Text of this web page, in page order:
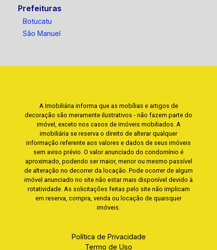
Prefeituras
Botucatu
São Manuel
A Imobiliária informa que as mobílias e artigos de
decoração são meramente ilustrativos - não fazem parte do
imóvel, exceto nos casos de imóveis mobiliados. A
imobiliária se reserva o direito de alterar qualquer
informação referente aos valores e dados de seus imóveis
sem aviso prévio. O valor anunciado do condomínio é
aproximado, podendo ser maior, menor ou mesmo passível
de alteração no decorrer da locação. Pode ocorrer de algum
imóvel anunciado no site não estar mais disponível devido à
rotatividade. As solicitações feitas pelo site não implicam
em reserva, compra, venda ou locação de quaisquer
imóveis.
Política de Privacidade
Termo de Uso